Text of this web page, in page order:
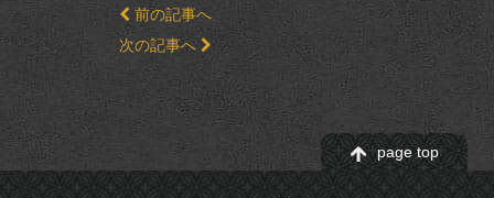
前の記事へ
次の記事へ
page top